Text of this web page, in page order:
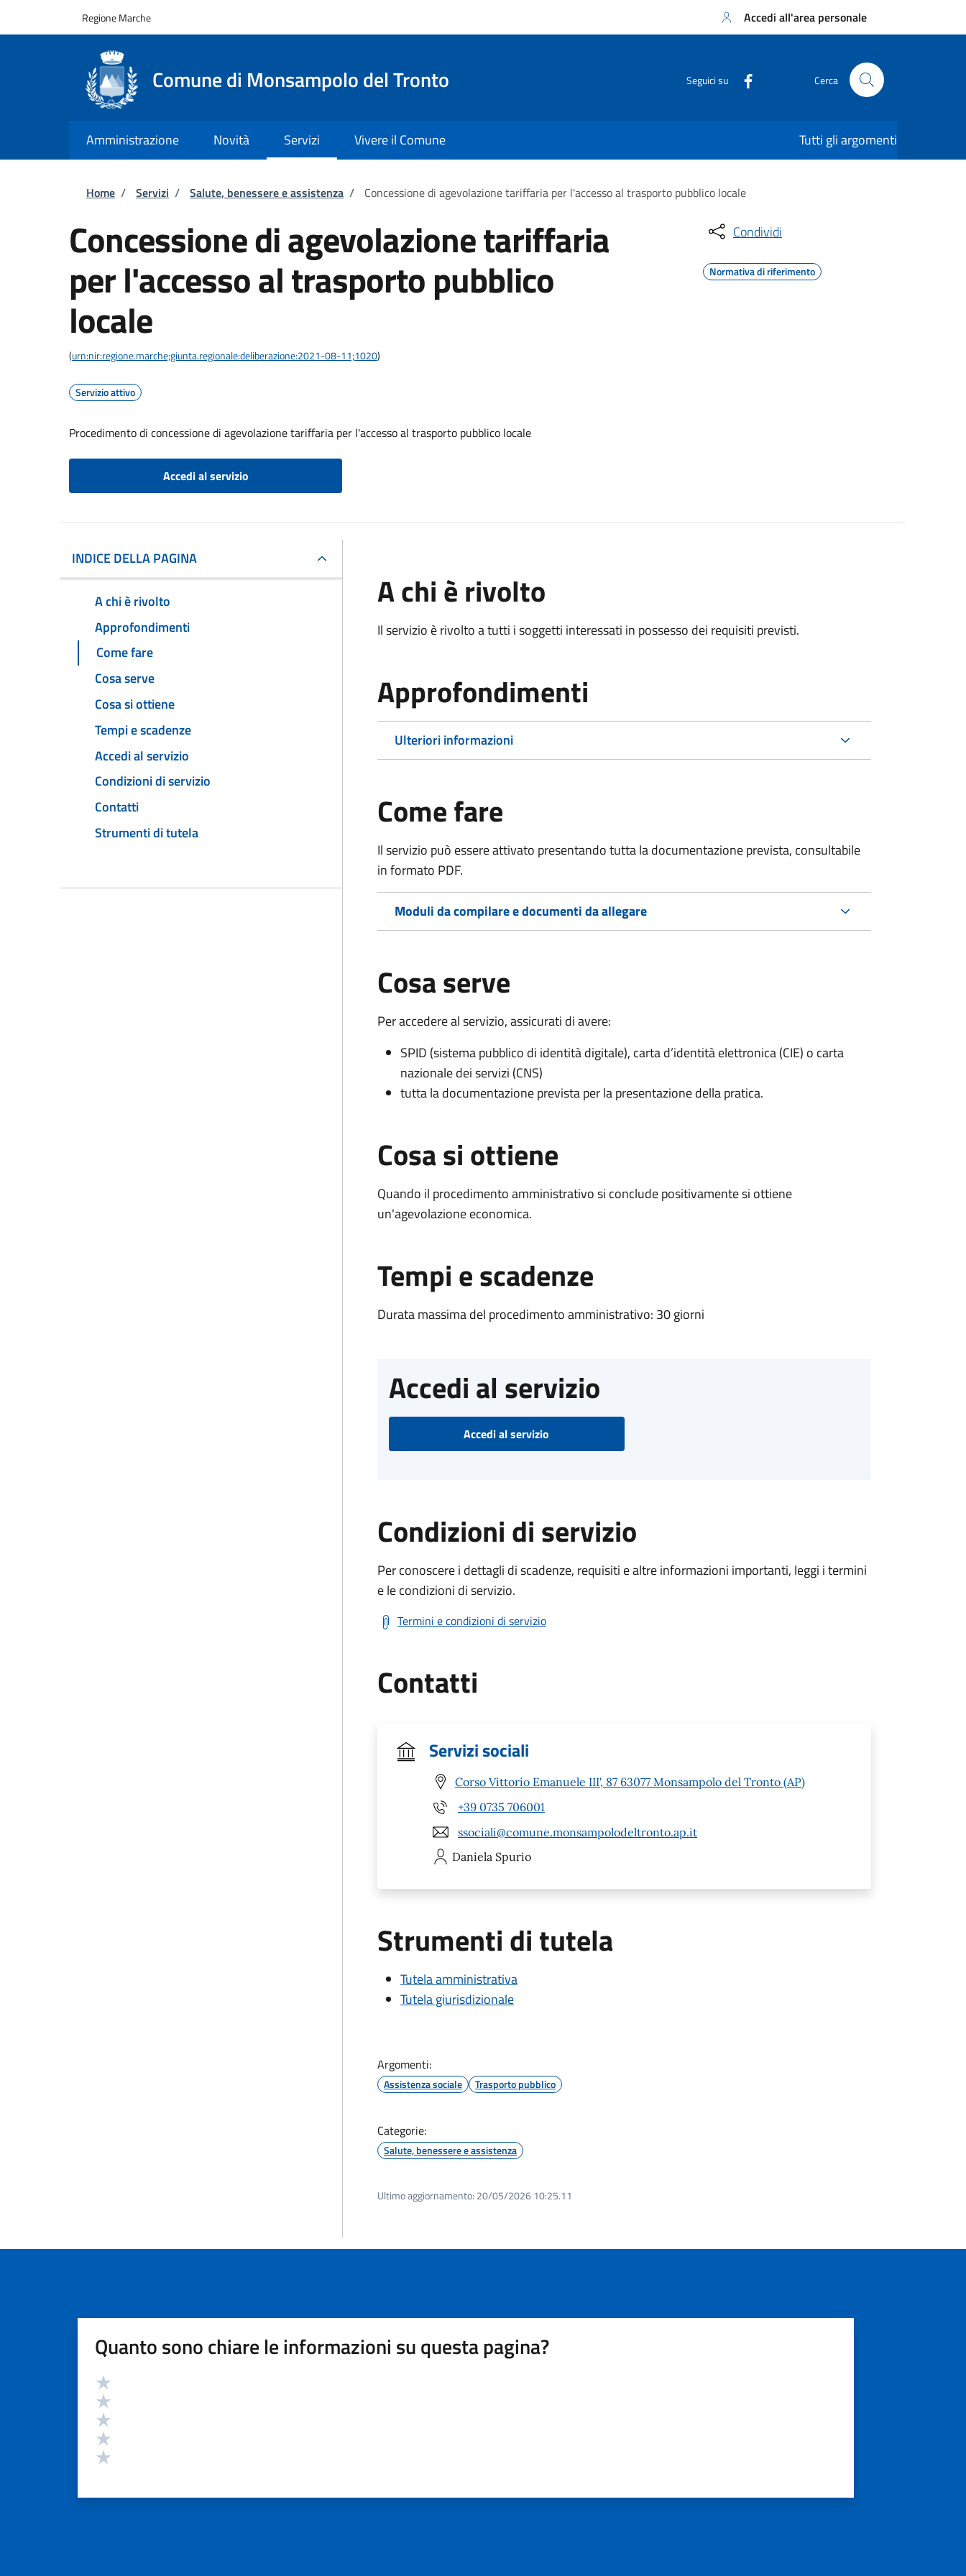
Regione Marche Accedi all'area personale
Comune di Monsampolo del Tronto Seguici su Cerca
Amministrazione Novità Servizi Vivere il Comune Tutti gli argomenti
Briciole di pane
Home / Servizi / Salute, benessere e assistenza / Concessione di agevolazione tariffaria per l'accesso al trasporto pubblico locale
Concessione di agevolazione tariffaria
per l'accesso al trasporto pubblico
locale
(urn:nir:regione.marche;giunta.regionale:deliberazione:2021-08-11;1020)
Servizio attivo
Procedimento di concessione di agevolazione tariffaria per l'accesso al trasporto pubblico locale
Accedi al servizio
Condividi
Normativa di riferimento
INDICE DELLA PAGINA
A chi è rivolto
Approfondimenti
Come fare
Cosa serve
Cosa si ottiene
Tempi e scadenze
Accedi al servizio
Condizioni di servizio
Contatti
Strumenti di tutela
A chi è rivolto
Il servizio è rivolto a tutti i soggetti interessati in possesso dei requisiti previsti.
Approfondimenti
Ulteriori informazioni
Come fare
Il servizio può essere attivato presentando tutta la documentazione prevista, consultabile
in formato PDF.
Moduli da compilare e documenti da allegare
Cosa serve
Per accedere al servizio, assicurati di avere:
SPID (sistema pubblico di identità digitale), carta d’identità elettronica (CIE) o carta
nazionale dei servizi (CNS)
tutta la documentazione prevista per la presentazione della pratica.
Cosa si ottiene
Quando il procedimento amministrativo si conclude positivamente si ottiene
un'agevolazione economica.
Tempi e scadenze
Durata massima del procedimento amministrativo: 30 giorni
Accedi al servizio
Accedi al servizio
Condizioni di servizio
Per conoscere i dettagli di scadenze, requisiti e altre informazioni importanti, leggi i termini
e le condizioni di servizio.
Termini e condizioni di servizio
Contatti
Servizi sociali
Corso Vittorio Emanuele III', 87 63077 Monsampolo del Tronto (AP)
+39 0735 706001
ssociali@comune.monsampolodeltronto.ap.it
Daniela Spurio
Strumenti di tutela
Tutela amministrativa
Tutela giurisdizionale
Argomenti:
Assistenza sociale Trasporto pubblico
Categorie:
Salute, benessere e assistenza
Ultimo aggiornamento: 20/05/2026 10:25.11
Quanto sono chiare le informazioni su questa pagina?
Valutazione